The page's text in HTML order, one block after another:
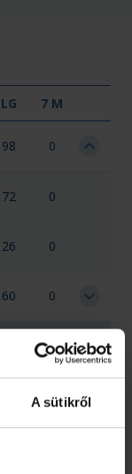
A sütikről
LG 7 M
98 0
72 0
26 0
60 0
0